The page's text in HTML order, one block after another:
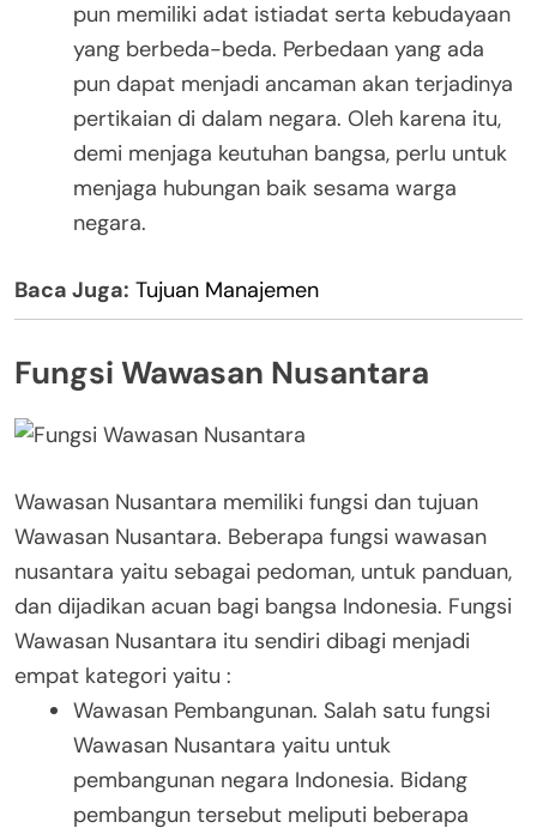
pun memiliki adat istiadat serta kebudayaan
yang berbeda-beda. Perbedaan yang ada
pun dapat menjadi ancaman akan terjadinya
pertikaian di dalam negara. Oleh karena itu,
demi menjaga keutuhan bangsa, perlu untuk
menjaga hubungan baik sesama warga
negara.
Baca Juga: Tujuan Manajemen
Fungsi Wawasan Nusantara
Wawasan Nusantara memiliki fungsi dan tujuan
Wawasan Nusantara. Beberapa fungsi wawasan
nusantara yaitu sebagai pedoman, untuk panduan,
dan dijadikan acuan bagi bangsa Indonesia. Fungsi
Wawasan Nusantara itu sendiri dibagi menjadi
empat kategori yaitu :
Wawasan Pembangunan. Salah satu fungsi
Wawasan Nusantara yaitu untuk
pembangunan negara Indonesia. Bidang
pembangun tersebut meliputi beberapa